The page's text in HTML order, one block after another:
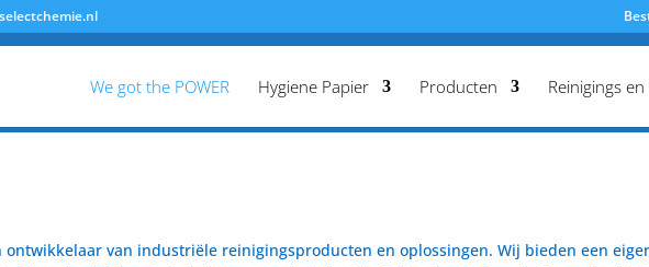
We got the POWER Hygiene Papier Producten Reinigings
ontwikkelaar van industriële reinigingsproducten en oplossingen. Wij bieden een